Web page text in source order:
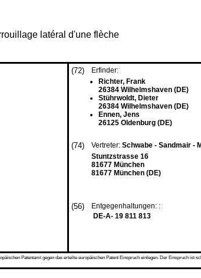
latéral d'une flèche
(72)
Erfinder:
Richter, Frank
26384 Wilhelmshaven (DE)
Stührwoldt, Dieter
26384 Wilhelmshaven (DE)
Ennen, Jens
26125 Oldenburg (DE)
(74) Vertreter: Schwabe - Sandmair -
Stuntzstrasse 16
81677 München
81677 München (DE)
(56)
Entgegenhaltungen: :
DE-A- 19 811 813
Patentamt gegen das erteilte europäischen Patent Einspruch einlegen. Der Einspruch